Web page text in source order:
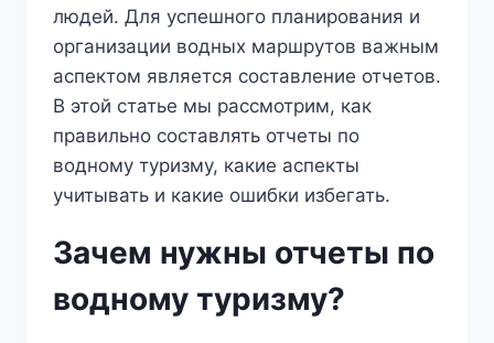
людей. Для успешного планирования и
организации водных маршрутов важным
аспектом является составление отчетов.
В этой статье мы рассмотрим, как
правильно составлять отчеты по
водному туризму, какие аспекты
учитывать и какие ошибки избегать.
Зачем нужны отчеты по
водному туризму?